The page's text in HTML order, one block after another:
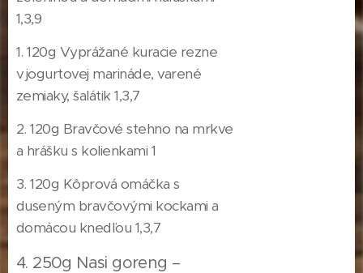
1,3,9
1. 120g Vyprážané kuracie rezne
v jogurtovej marináde, varené
zemiaky, šalátik 1,3,7
2. 120g Bravčové stehno na mrkve
a hrášku s kolienkami 1
3. 120g Kôprová omáčka s
duseným bravčovými kockami a
domácou knedľou 1,3,7
4. 250g Nasi goreng –